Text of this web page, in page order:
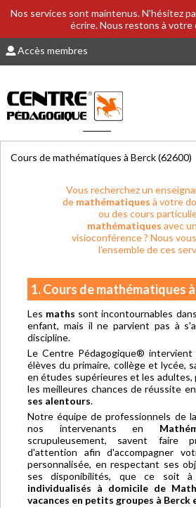
Nos services sont maintenus. N'hésitez
écrire. Nous restons à votre
Accès membres
Cours de mathématiques à Berck (62600)
Vous recherchez un
de mathématiques à votre
ou des cours
mathématiques avec
visioconférence ? Nous
l’ensemble de ces
1. Cours de mathématiques
Les maths sont incontournables
enfant, mais il ne parvient pas à
discipline.
Le Centre Pédagogique®
élèves du primaire, collège et lycée,
en études supérieures et les adultes,
les meilleures chances de réussite en
ses alentours.
Notre équipe de professionnels de
nos intervenants en
scrupuleusement, savent faire
d'attention afin d'accompagner
personnalisée, en respectant ses
ses disponibilités, que ce soit
individualisés à domicile de
vacances en petits groupes à Berck